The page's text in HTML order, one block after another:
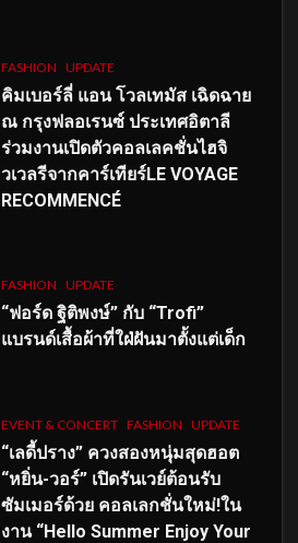
FASHION UPDATE
คิมเบอร์ลี่ แอน โวลเทมัส เฉิดฉาย
ณ กรุงฟลอเรนซ์ ประเทศอิตาลี
ร่วมงานเปิดตัวคอลเลคชั่นไฮจิ
วเวลรีจากคาร์เทียร์LE VOYAGE
RECOMMENCÉ
FASHION UPDATE
“ฟอร์ด ฐิติพงษ์” กับ “Trofi”
แบรนด์เสื้อผ้าที่ใฝ่ฝันมาตั้งแต่เด็ก
EVENT & CONCERT FASHION UPDATE
“เลดี้ปราง” ควงสองหนุ่มสุดฮอต
“หยิ่น-วอร์” เปิดรันเวย์ต้อนรับ
ซัมเมอร์ด้วย คอลเลกชั่นใหม่!ใน
งาน “Hello Summer Enjoy Your